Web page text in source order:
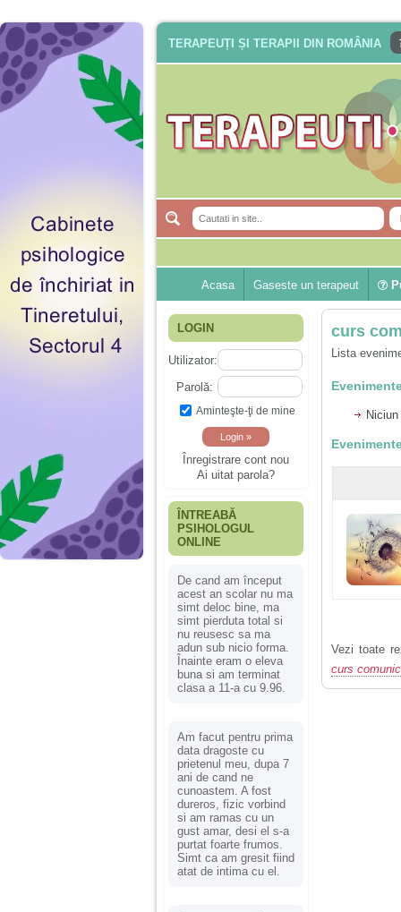
TERAPEUȚI ȘI TERAPII DIN ROMÂNIA
Acasa Gaseste un terapeut
LOGIN
Utilizator:
Parolă:
Aminteşte-ţi de mine
Înregistrare cont nou
Ai uitat parola?
ÎNTREABĂ
PSIHOLOGUL
ONLINE
De cand am început
acest an scolar nu ma
simt deloc bine, ma
simt pierduta total si
nu reusesc sa ma
adun sub nicio forma.
Înainte eram o eleva
buna si am terminat
clasa a 11-a cu 9.96.
Am facut pentru prima
data dragoste cu
prietenul meu, dupa 7
ani de cand ne
cunoastem. A fost
dureros, fizic vorbind
si am ramas cu un
gust amar, desi el s-a
purtat foarte frumos.
Simt ca am gresit fiind
atat de intima cu el.
curs
Lista
Vezi toate
curs